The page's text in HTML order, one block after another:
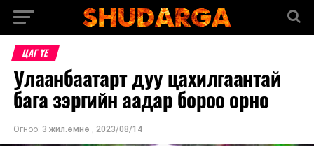
ЦАГ ҮЕ
Улаанбаатарт дуу цахилгаантай
бага зэргийн аадар бороо орно
Огноо: 3 жил.өмнө , 2023/08/14